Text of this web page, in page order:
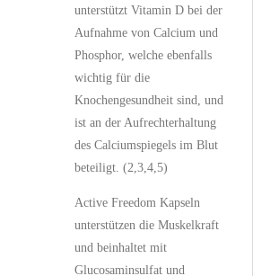
unterstützt Vitamin D bei der
Aufnahme von Calcium und
Phosphor, welche ebenfalls
wichtig für die
Knochengesundheit sind, und
ist an der Aufrechterhaltung
des Calciumspiegels im Blut
beteiligt. (2,3,4,5)
Active Freedom Kapseln
unterstützen die Muskelkraft
und beinhaltet mit
Glucosaminsulfat und